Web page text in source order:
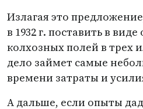
Излагая это
в 1932 г. поставить в
колхозных полей в трех
дело займет самые
времени затраты и
А дальше, если опыты